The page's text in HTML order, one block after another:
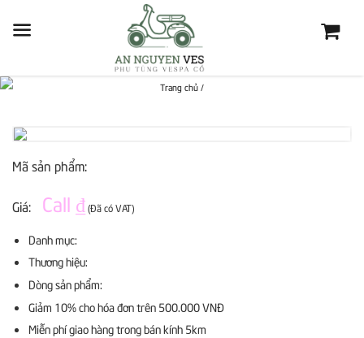
Trang chủ /
Mã sản phẩm:
Giá: Call ₫(Đã có VAT)
Danh mục:
Thương hiệu:
Dòng sản phẩm:
Giảm 10% cho hóa đơn trên 500.000 VNĐ
Miễn phí giao hàng trong bán kính 5km